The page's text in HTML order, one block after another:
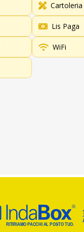
Cartoleria
Lis Paga
WiFi